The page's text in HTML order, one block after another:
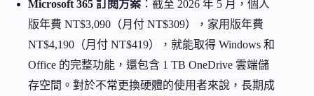
Microsoft 365 訂閱方案 ：截至 2026 年 5 月，個人
版年費 NT$3,090（月付 NT$309），家用版年費
NT$4,190（月付 NT$419），就能取得 Windows 和
Office 的完整功能，還包含 1 TB OneDrive 雲端儲
存空間。對於不常更換硬體的使用者來說，長期成